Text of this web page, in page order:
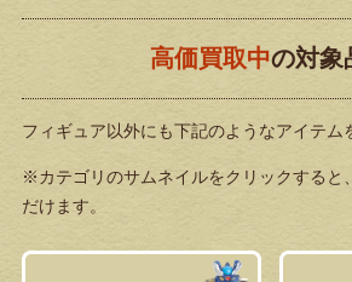
高価買取中の対象
フィギュア以外にも下記のようなアイテム
※カテゴリのサムネイルをクリックすると
だけます。